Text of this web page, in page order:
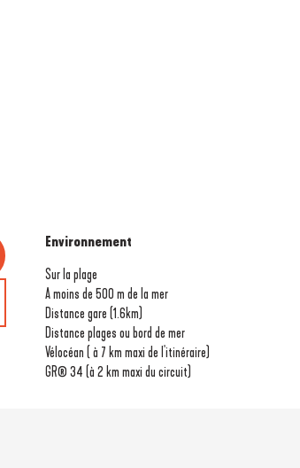
Environnement
Environnement
Sur la plage
A moins de 500 m de la mer
Distance gare (1.6km)
Distance plages ou bord de mer
Vélocéan ( à 7 km maxi de l'itinéraire)
GR® 34 (à 2 km maxi du circuit)